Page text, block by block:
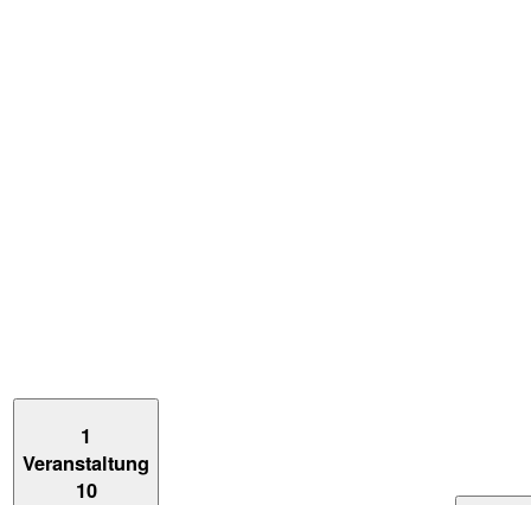
1
Veranstaltung
10